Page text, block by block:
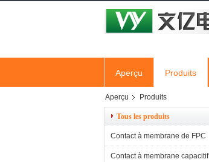
Aperçu Produits
Aperçu Produits
Tous les produits
Contact à membrane de FPC
Contact à membrane capacitif